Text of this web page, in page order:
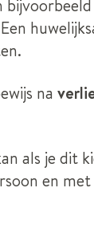
na
als je dit
en